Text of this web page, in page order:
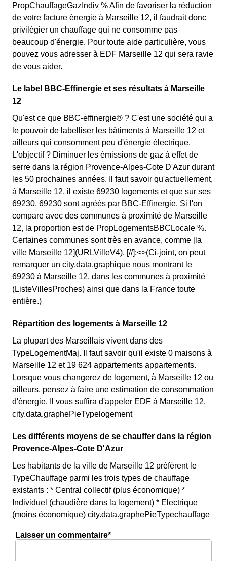
PropChauffageGazIndiv % Afin de favoriser la réduction
de votre facture énergie à Marseille 12, il faudrait donc
privilégier un chauffage qui ne consomme pas
beaucoup d'énergie. Pour toute aide particulière, vous
pouvez vous adresser à EDF Marseille 12 qui sera ravie
de vous aider.
Le label BBC-Effinergie et ses résultats à Marseille
12
Qu'est ce que BBC-effinergie® ? C'est une société qui a
le pouvoir de labelliser les bâtiments à Marseille 12 et
ailleurs qui consomment peu d'énergie électrique.
L'objectif ? Diminuer les émissions de gaz à effet de
serre dans la région Provence-Alpes-Cote D'Azur durant
les 50 prochaines années. Il faut savoir qu'actuellement,
à Marseille 12, il existe 69230 logements et que sur ses
69230, 69230 sont agréés par BBC-Effinergie. Si l'on
compare avec des communes à proximité de Marseille
12, la proportion est de PropLogementsBBCLocale %.
Certaines communes sont très en avance, comme [la
ville Marseille 12](URLVilleV4). [//]:<>(Ci-joint, on peut
remarquer un city.data.graphique nous montrant le
69230 à Marseille 12, dans les communes à proximité
(ListeVillesProches) ainsi que dans la France toute
entière.)
Répartition des logements à Marseille 12
La plupart des Marseillais vivent dans des
TypeLogementMaj. Il faut savoir qu'il existe 0 maisons à
Marseille 12 et 19 624 appartements appartements.
Lorsque vous changerez de logement, à Marseille 12 ou
ailleurs, pensez à faire une estimation de consommation
d'énergie. Il vous suffira d'appeler EDF à Marseille 12.
city.data.graphePieTypelogement
Les différents moyens de se chauffer dans la région
Provence-Alpes-Cote D'Azur
Les habitants de la ville de Marseille 12 préfèrent le
TypeChauffage parmi les trois types de chauffage
existants : * Central collectif (plus économique) *
Individuel (chaudière dans la logement) * Electrique
(moins économique) city.data.graphePieTypechauffage
Laisser un commentaire*